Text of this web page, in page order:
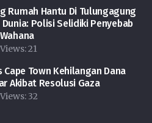
Rumah Hantu Di Tulungagung
Polisi Selidiki Penyebab
Views:21
Cape Town Kehilangan Dana
Akibat Resolusi Gaza
Views: 32